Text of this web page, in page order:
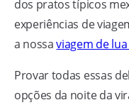
dos pratos típicos
experiências de
a nossaviagem de
Provar todas essas
opções da noite da